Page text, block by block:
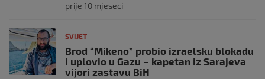
prije 10 mjeseci
SVIJET
Brod “Mikeno” probio izraelsku blokadu
i uplovio u Gazu – kapetan iz Sarajeva
vijori zastavu BiH